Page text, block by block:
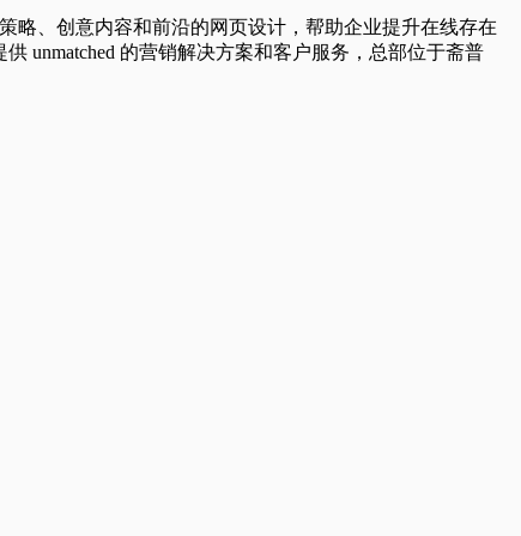
略、创意内容和前沿的网页设计，帮助企业提升在线存在
unmatched 的营销解决方案和客户服务，总部位于斋普